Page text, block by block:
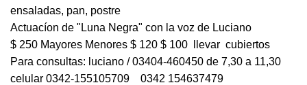
ensaladas, pan, postre
Actuacíon de "Luna Negra" con la voz de Luciano
$ 250 Mayores Menores $ 120 $ 100 llevar cubiertos
Para consultas: luciano / 03404-460450 de 7,30 a 11,30
celular 0342-155105709 0342 154637479